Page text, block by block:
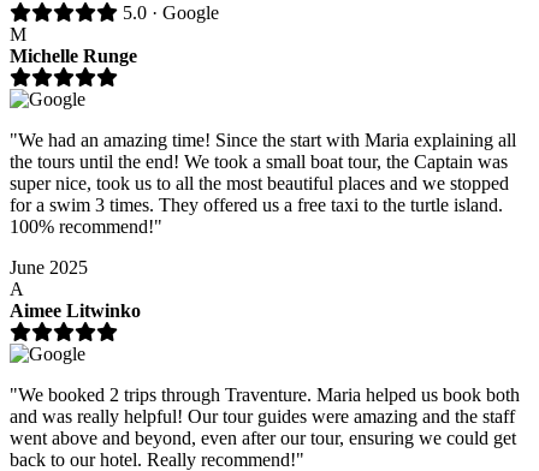
5.0 · Google
M
Michelle Runge
"We had an amazing time! Since the start with Maria explaining all
the tours until the end! We took a small boat tour, the Captain was
super nice, took us to all the most beautiful places and we stopped
for a swim 3 times. They offered us a free taxi to the turtle island.
100% recommend!"
June 2025
A
Aimee Litwinko
"We booked 2 trips through Traventure. Maria helped us book both
and was really helpful! Our tour guides were amazing and the staff
went above and beyond, even after our tour, ensuring we could get
back to our hotel. Really recommend!"